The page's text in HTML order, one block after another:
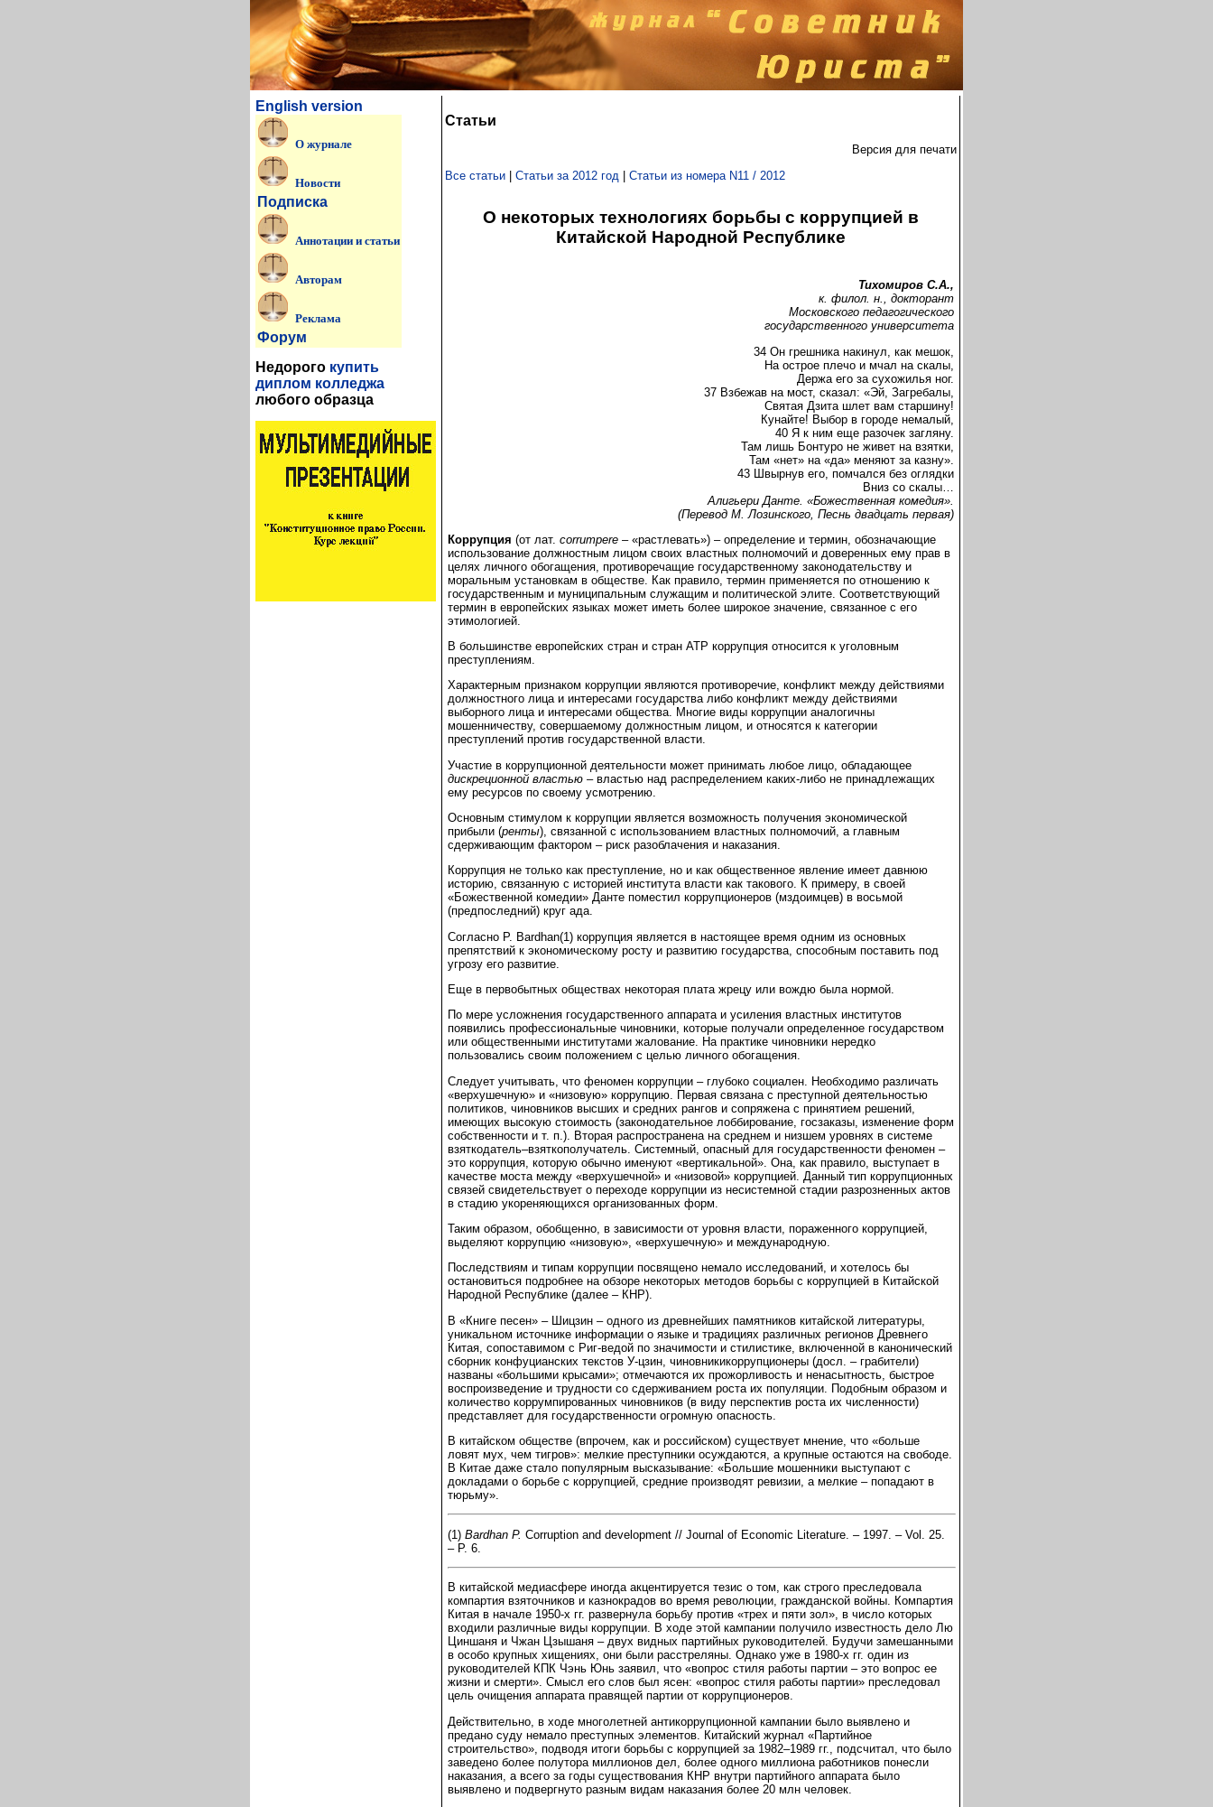
English version
О журнале
Новости
Подписка
Аннотации и статьи
Авторам
Реклама
Форум
Недорого купить
диплом колледжа
любого образца
Статьи
Версия для печати
Все статьи | Статьи за 2012 год | Статьи из номера N11 / 2012
О некоторых технологиях борьбы с коррупцией в
Китайской Народной Республике
Тихомиров С.А.,
к. филол. н., докторант
Московского педагогического
государственного университета
34 Он грешника накинул, как мешок,
На острое плечо и мчал на скалы,
Держа его за сухожилья ног.
37 Взбежав на мост, сказал: «Эй, Загребалы,
Святая Дзита шлет вам старшину!
Кунайте! Выбор в городе немалый,
40 Я к ним еще разочек загляну.
Там лишь Бонтуро не живет на взятки,
Там «нет» на «да» меняют за казну».
43 Швырнув его, помчался без оглядки
Вниз со скалы…
Алигьери Данте. «Божественная комедия».
(Перевод М. Лозинского, Песнь двадцать первая)
Коррупция (от лат. corrumpere – «растлевать») – определение и термин, обозначающие
использование должностным лицом своих властных полномочий и доверенных ему прав в
целях личного обогащения, противоречащие государственному законодательству и
моральным установкам в обществе. Как правило, термин применяется по отношению к
государственным и муниципальным служащим и политической элите. Соответствующий
термин в европейских языках может иметь более широкое значение, связанное с его
этимологией.
В большинстве европейских стран и стран АТР коррупция относится к уголовным
преступлениям.
Характерным признаком коррупции являются противоречие, конфликт между действиями
должностного лица и интересами государства либо конфликт между действиями
выборного лица и интересами общества. Многие виды коррупции аналогичны
мошенничеству, совершаемому должностным лицом, и относятся к категории
преступлений против государственной власти.
Участие в коррупционной деятельности может принимать любое лицо, обладающее
дискреционной властью – властью над распределением каких-либо не принадлежащих
ему ресурсов по своему усмотрению.
Основным стимулом к коррупции является возможность получения экономической
прибыли (ренты), связанной с использованием властных полномочий, а главным
сдерживающим фактором – риск разоблачения и наказания.
Коррупция не только как преступление, но и как общественное явление имеет давнюю
историю, связанную с историей института власти как такового. К примеру, в своей
«Божественной комедии» Данте поместил коррупционеров (мздоимцев) в восьмой
(предпоследний) круг ада.
Согласно P. Bardhan(1) коррупция является в настоящее время одним из основных
препятствий к экономическому росту и развитию государства, способным поставить под
угрозу его развитие.
Еще в первобытных обществах некоторая плата жрецу или вождю была нормой.
По мере усложнения государственного аппарата и усиления властных институтов
появились профессиональные чиновники, которые получали определенное государством
или общественными институтами жалование. На практике чиновники нередко
пользовались своим положением с целью личного обогащения.
Следует учитывать, что феномен коррупции – глубоко социален. Необходимо различать
«верхушечную» и «низовую» коррупцию. Первая связана с преступной деятельностью
политиков, чиновников высших и средних рангов и сопряжена с принятием решений,
имеющих высокую стоимость (законодательное лоббирование, госзаказы, изменение форм
собственности и т. п.). Вторая распространена на среднем и низшем уровнях в системе
взяткодатель–взяткополучатель. Системный, опасный для государственности феномен –
это коррупция, которую обычно именуют «вертикальной». Она, как правило, выступает в
качестве моста между «верхушечной» и «низовой» коррупцией. Данный тип коррупционных
связей свидетельствует о переходе коррупции из несистемной стадии разрозненных актов
в стадию укореняющихся организованных форм.
Таким образом, обобщенно, в зависимости от уровня власти, пораженного коррупцией,
выделяют коррупцию «низовую», «верхушечную» и международную.
Последствиям и типам коррупции посвящено немало исследований, и хотелось бы
остановиться подробнее на обзоре некоторых методов борьбы с коррупцией в Китайской
Народной Республике (далее – КНР).
В «Книге песен» – Шицзин – одного из древнейших памятников китайской литературы,
уникальном источнике информации о языке и традициях различных регионов Древнего
Китая, сопоставимом с Риг-ведой по значимости и стилистике, включенной в канонический
сборник конфуцианских текстов У-цзин, чиновникикоррупционеры (досл. – грабители)
названы «большими крысами»; отмечаются их прожорливость и ненасытность, быстрое
воспроизведение и трудности со сдерживанием роста их популяции. Подобным образом и
количество коррумпированных чиновников (в виду перспектив роста их численности)
представляет для государственности огромную опасность.
В китайском обществе (впрочем, как и российском) существует мнение, что «больше
ловят мух, чем тигров»: мелкие преступники осуждаются, а крупные остаются на свободе.
В Китае даже стало популярным высказывание: «Большие мошенники выступают с
докладами о борьбе с коррупцией, средние производят ревизии, а мелкие – попадают в
тюрьму».
(1) Bardhan P. Corruption and development // Journal of Economic Literature. – 1997. – Vol. 25.
– P. 6.
В китайской медиасфере иногда акцентируется тезис о том, как строго преследовала
компартия взяточников и казнокрадов во время революции, гражданской войны. Компартия
Китая в начале 1950-х гг. развернула борьбу против «трех и пяти зол», в число которых
входили различные виды коррупции. В ходе этой кампании получило известность дело Лю
Циншаня и Чжан Цзышаня – двух видных партийных руководителей. Будучи замешанными
в особо крупных хищениях, они были расстреляны. Однако уже в 1980-х гг. один из
руководителей КПК Чэнь Юнь заявил, что «вопрос стиля работы партии – это вопрос ее
жизни и смерти». Смысл его слов был ясен: «вопрос стиля работы партии» преследовал
цель очищения аппарата правящей партии от коррупционеров.
Действительно, в ходе многолетней антикоррупционной кампании было выявлено и
предано суду немало преступных элементов. Китайский журнал «Партийное
строительство», подводя итоги борьбы с коррупцией за 1982–1989 гг., подсчитал, что было
заведено более полутора миллионов дел, более одного миллиона работников понесли
наказания, а всего за годы существования КНР внутри партийного аппарата было
выявлено и подвергнуто разным видам наказания более 20 млн человек.